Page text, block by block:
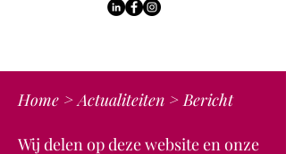
Home >Actualiteiten > Bericht
Wij delen op deze website en onze